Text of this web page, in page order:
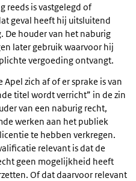
reeds is vastgelegd of
geval heeft hij uitsluitend
De houder van het naburig
later gebruik waarvoor hij
vergoeding ontvangt.
zich af of er sprake is van
titel wordt verricht” in de zin
van een naburig recht,
werken aan het publiek
te hebben verkregen.
relevant is dat de
geen mogelijkheid heeft
Of dat daarvoor relevant